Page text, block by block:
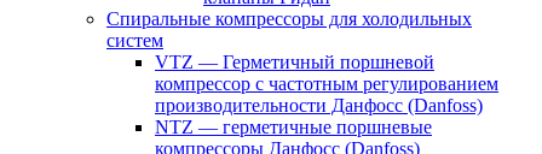
Спиральные компрессоры для холодильных
систем
VTZ — Герметичный поршневой
компрессор с частотным регулированием
производительности Данфосс (Danfoss)
NTZ — герметичные поршневые
компрессоры Данфосс (Danfoss)